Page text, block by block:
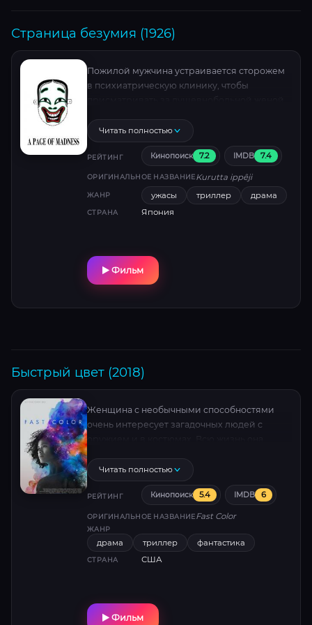
Страница безумия (1926)
Пожилой мужчина устраивается сторожем
в психиатрическую клинику, чтобы
покончить с собой. Однажды он решает
забрать жену и сбежать.
Читать полностью
РЕЙТИНГ Кинопоиск 7.2 IMDB 7.4
ОРИГИНАЛЬНОЕ НАЗВАНИЕKurutta ippêji
ЖАНР ужасы триллер драма
СТРАНА Япония
Фильм
Быстрый цвет (2018)
Женщина с необычными способностями
очень интересует загадочных людей с
задерживаясь на одном месте, но теперь
вынуждена вернуться в родной дом.
Читать полностью
РЕЙТИНГ Кинопоиск 5.4 IMDB 6
ОРИГИНАЛЬНОЕ НАЗВАНИЕFast Color
ЖАНР
драма триллер фантастика
СТРАНА США
Фильм